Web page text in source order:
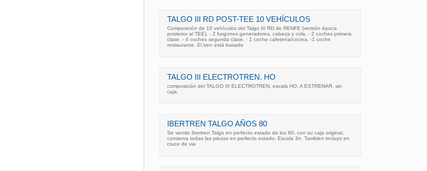
TALGO III RD POST-TEE 10 VEHÍCULOS
Composición de 10 vehículos del Talgo III RD de RENFE (versión época
posterior al TEE). - 2 furgones generadores, cabeza y cola. - 2 coches primera
clase. - 4 coches segunda clase. - 1 coche cafetería/cocina. -1 coche
restaurante. El tren está basado
TALGO III ELECTROTREN. HO
composición del TALGO III ELECTROTREN, escala HO. A ESTRENAR, sin
caja.
IBERTREN TALGO AÑOS 80
Se vende Ibertren Talgo en perfecto estado de los 80. con su caja original,
conserva todas las piezas en perfecto estado. Escala 3n. Tambien incluyo en
cruce de via